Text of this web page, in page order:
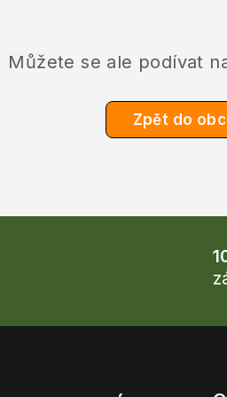
Můžete se ale podívat
Zpět do